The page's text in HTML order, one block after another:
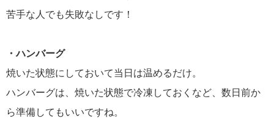
苦手な人でも失敗なしです！
・ハンバーグ
焼いた状態にしておいて当日は温めるだけ。
ハンバーグは、焼いた状態で冷凍しておくなど、数日前か
ら準備してもいいですね。